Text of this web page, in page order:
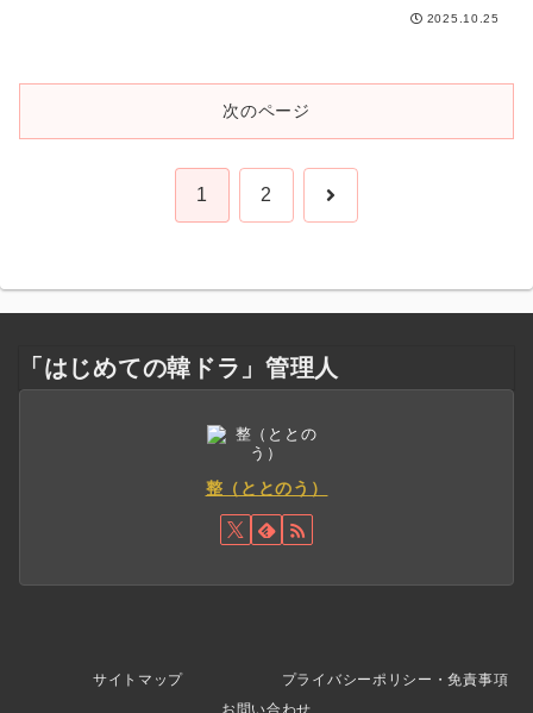
2025.10.25
次のページ
1 2 次
「はじめての韓ドラ」管理人
整（ととのう）
サイトマップ
プライバシーポリシー・免責事項
お問い合わせ